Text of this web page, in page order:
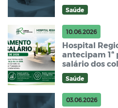
Saúde
10.06.2026
Hospital
antecipam 1ª
salário dos
Saúde
03.06.2026